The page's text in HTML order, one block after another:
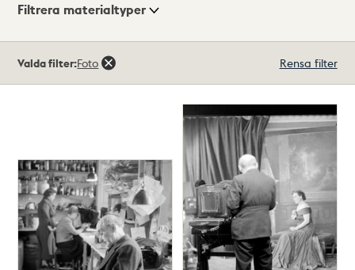
Visningsläge
Filtrera materialtyper
träffar
Valda filter:Foto Rensa filter